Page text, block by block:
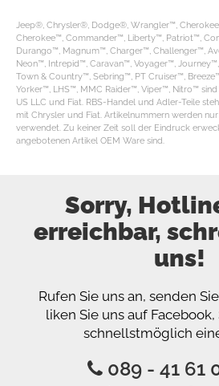
Jeep®, Chrysler®, Dodge®, Wrangler™,
Cherokee™, Commander™, Liberty™, Patriot™,
Durango™, Magnum™, Charger™, Challenger™,
Neon™, Intrepid™, Caravan™, Voyager™,
Town & Country™, Sebring™, PT Cruiser™,
Yorker™, LHS™, MMC Raider™, Viper™, Nitro™
US LLC und Fiat. RBS-Handel und Adler-Teile
mit Chrysler und Fiat. Artikelnummern werden
verwendet. Zu keiner Zeit soll der Eindruck
angebotenen Artikel OEM Ware sind.
Sorry,
erreichbar,
uns!
Rufen Sie uns an, senden
liken Sie uns auf
schnellstmöglich
089 - 41 61